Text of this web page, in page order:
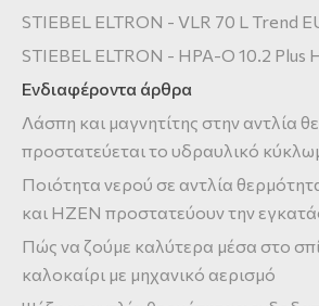
STIEBEL ELTRON - VLR 70 L Trend
STIEBEL ELTRON - HPA-O 10.2 Plus
Ενδιαφέροντα άρθρα
Λάσπη και μαγνητίτης στην αντλία
προστατεύεται το υδραυλικό
Ποιότητα νερού σε αντλία
και HZEN προστατεύουν την
Πώς να ζούμε καλύτερα μέσα στο
καλοκαίρι με μηχανικό αερισμό